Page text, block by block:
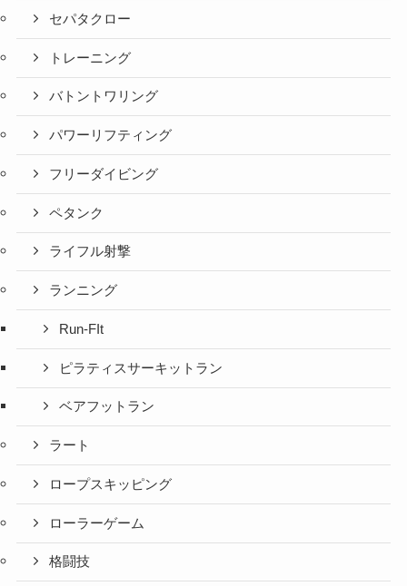
セパタクロー
トレーニング
バトントワリング
パワーリフティング
フリーダイビング
ペタンク
ライフル射撃
ランニング
Run-FIt
ピラティスサーキットラン
ベアフットラン
ラート
ロープスキッピング
ローラーゲーム
格闘技